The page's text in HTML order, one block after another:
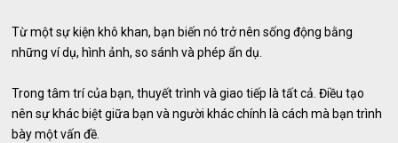
Từ một sự kiện khô khan, bạn biến nó trở nên sống động bằng
những ví dụ, hình ảnh, so sánh và phép ẩn dụ.
Trong tâm trí của bạn, thuyết trình và giao tiếp là tất cả. Điều tạo
nên sự khác biệt giữa bạn và người khác chính là cách mà bạn trình
bày một vấn đề.